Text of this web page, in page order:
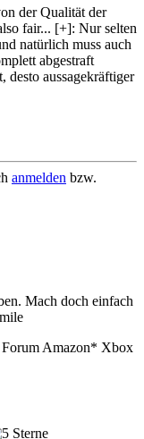
der Qualität der
fair... [+]: Nur selten
natürlich muss auch
abgestraft
desto aussagekräftiger
anmelden bzw.
Mach doch einfach
Forum Amazon* Xbox